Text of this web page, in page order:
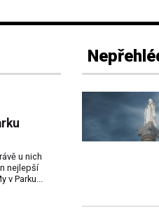
u nich
nejlepší
Parku...